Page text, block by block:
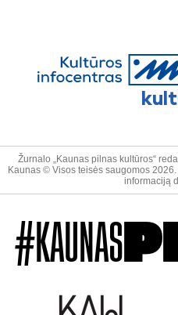
Žurnalo „Kaunas pilnas kultūros“
Kaunas © Visos teisės saugomos
informaciją
#KAUNAS